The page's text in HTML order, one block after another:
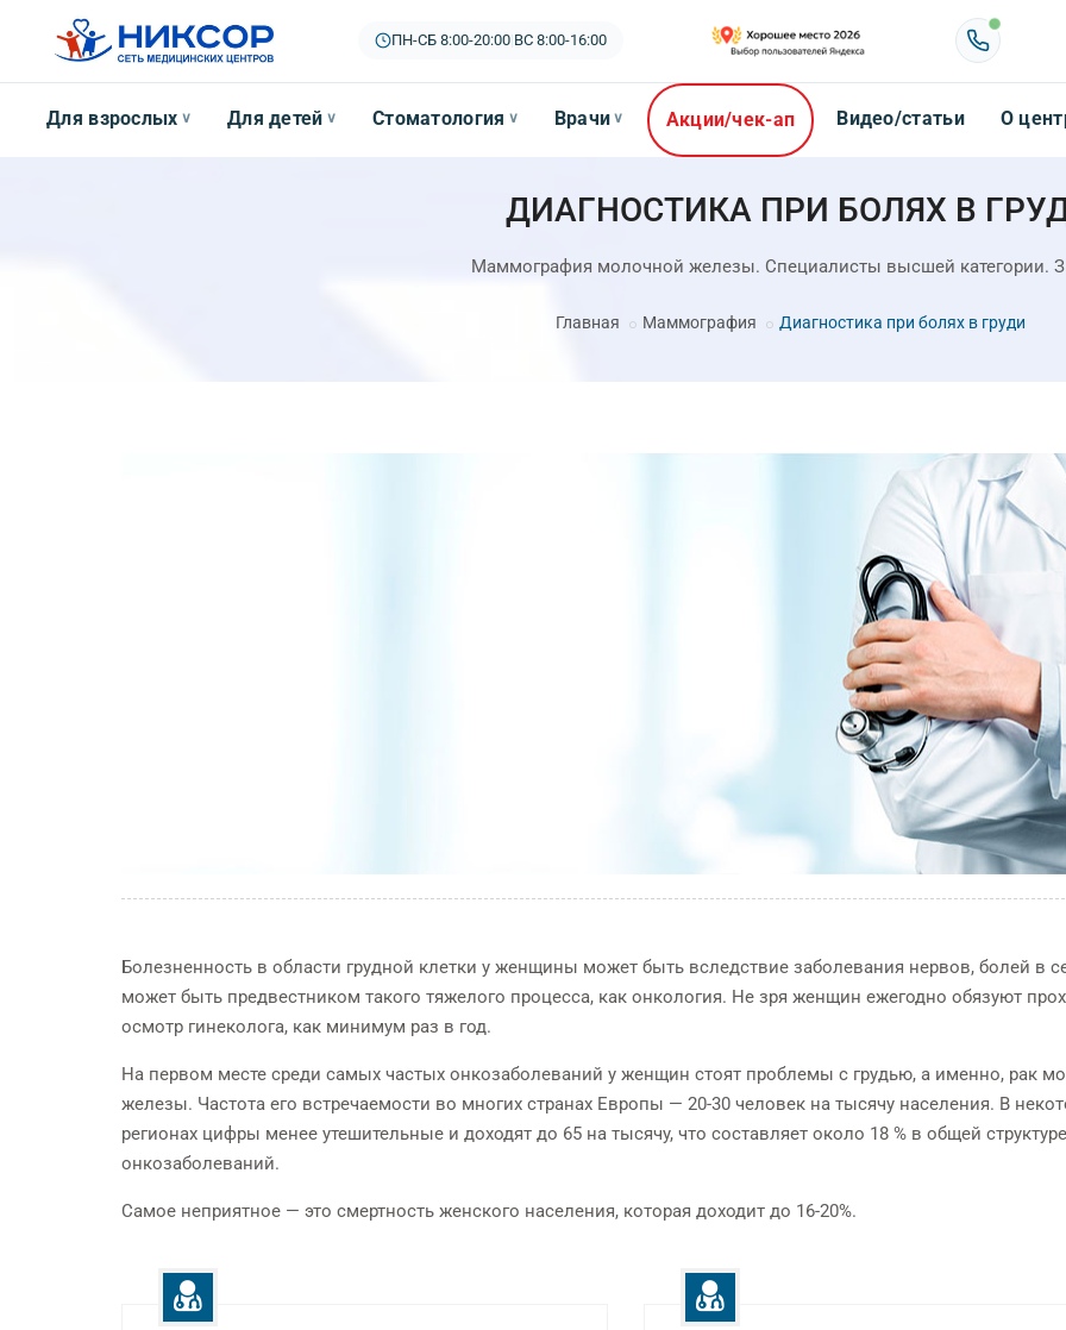
ПН-СБ 8:00-20:00| ВС 8:00-16:00
Для взрослых ∨ Для детей ∨ Стоматология ∨ Врачи ∨ Акции/чек-ап Видео/статьи О
ДИАГНОСТИКА ПРИ БОЛЯХ В
Маммография молочной железы. Специалисты высшей категории.
Главная Маммография Диагностика при болях в груди
Болезненность в области грудной клетки у женщины может быть вследствие заболевания нервов, болей в
может быть предвестником такого тяжелого процесса, как онкология. Не зря женщин ежегодно обязуют
осмотр гинеколога, как минимум раз в год.
На первом месте среди самых частых онкозаболеваний у женщин стоят проблемы с грудью, а именно, рак
железы. Частота его встречаемости во многих странах Европы — 20-30 человек на тысячу населения. В
регионах цифры менее утешительные и доходят до 65 на тысячу, что составляет около 18 % в общей структуре
онкозаболеваний.
Самое неприятное — это смертность женского населения, которая доходит до 16-20%.
СТОМАТОЛОГИЯ
Бесплатная консультация у
опытных стоматологов
ФИЗИОТЕРАПИЯ
Индивидуально для каждого
пациента
КТ исследования
на мощном томографе Canon
AQUILION PRIME 80